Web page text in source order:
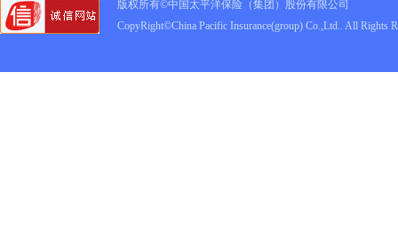
版权所有©中国太平洋保险（集团）股份有限公司
CopyRight©China Pacific Insurance(group) Co.,Ltd.. All Rights